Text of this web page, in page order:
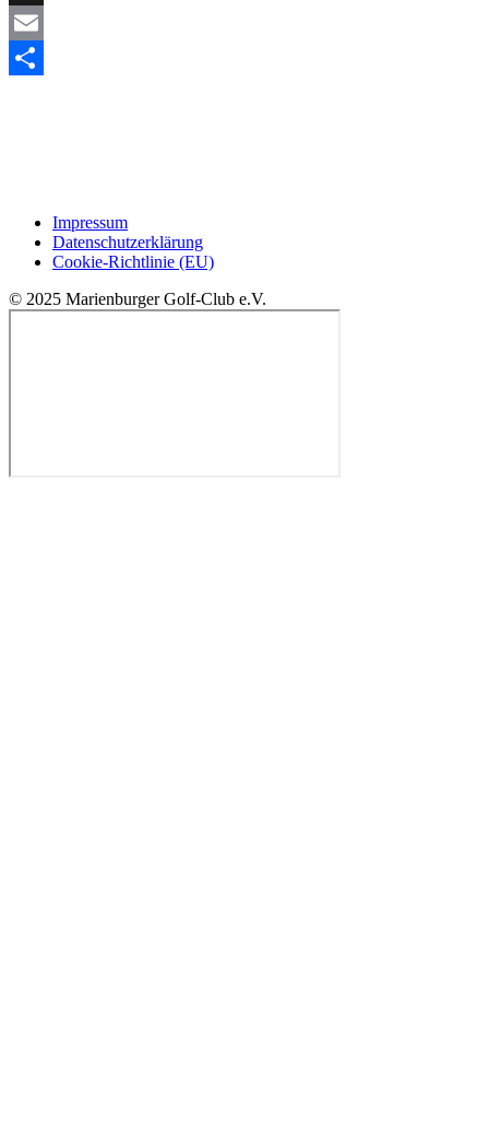
Snapchat
Email
Impressum
Datenschutzerklärung
Cookie-Richtlinie (EU)
© 2025 Marienburger Golf-Club e.V.